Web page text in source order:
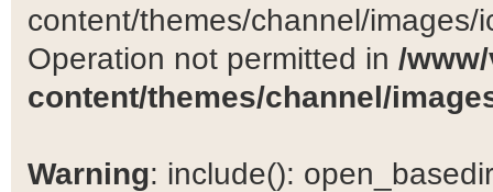
content/themes/channel/
Operation not permitted in /
content/themes/channel/
Warning: include():